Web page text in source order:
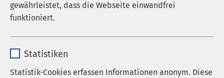
gewährleistet, dass die Webseite einwandfrei
funktioniert.
Anbieter sgalinski
Statistiken
Statistik-Cookies erfassen Informationen anonym. Diese
Nutzen Sie dieses Feld, um Ihre Suche zu